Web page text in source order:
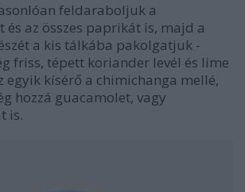
feldaraboljuk a
az összes paprikát is, majd a
a kis tálkába pakolgatjuk -
friss, tépett koriander levél és lime
egyik kísérő a chimichanga mellé,
hozzá guacamolet, vagy
is.